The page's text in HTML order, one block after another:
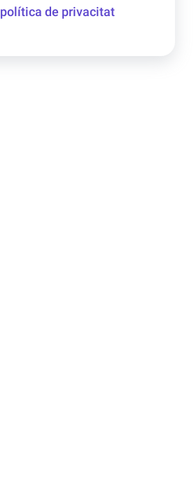
política de privacitat